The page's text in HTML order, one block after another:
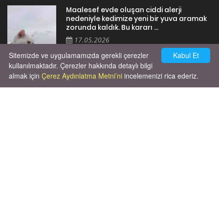
Maalesef evde oluşan ciddi alerji
nedeniyle kedimize yeni bir yuva aramak
zorunda kaldık. Bu kararı ...
17.05.2026
Kabul Et
Sitemizde ve uygulamamızda gerekli çerezler
kullanılmaktadır. Çerezler hakkında detaylı bilgi
almak için Çerez Aydınlatma Metni’ni incelemenizi rica ederiz.